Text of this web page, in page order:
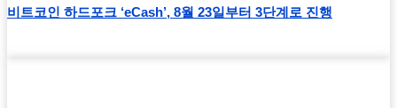
비트코인 하드포크 ‘eCash’, 8월 23일부터 3단계로 진행